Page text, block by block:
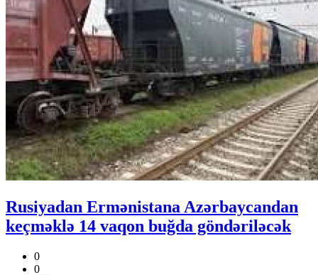
Rusiyadan Ermənistana Azərbaycandan
keçməklə 14 vaqon buğda göndəriləcək
0
0